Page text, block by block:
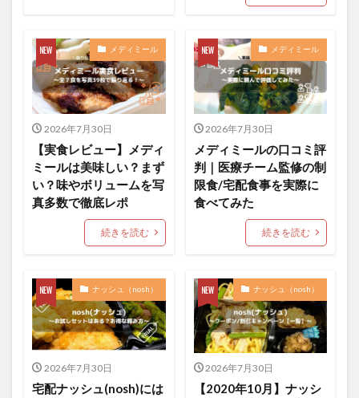
メディミール
2026年7月30日
【実食レビュー】メディ
ミールは美味しい？まず
い？味やボリュームを写
真多数で徹底レポ
続きを読む
メディミール
2026年7月30日
メディミールの口コミ評
判｜医療チーム監修の制
限食/宅配食事を実際に
食べてみた
続きを読む
ナッシュ（nosh）
2026年7月30日
宅配ナッシュ(nosh)には
ナッシュ（nosh）
2026年7月30日
【2020年10月】ナッシ